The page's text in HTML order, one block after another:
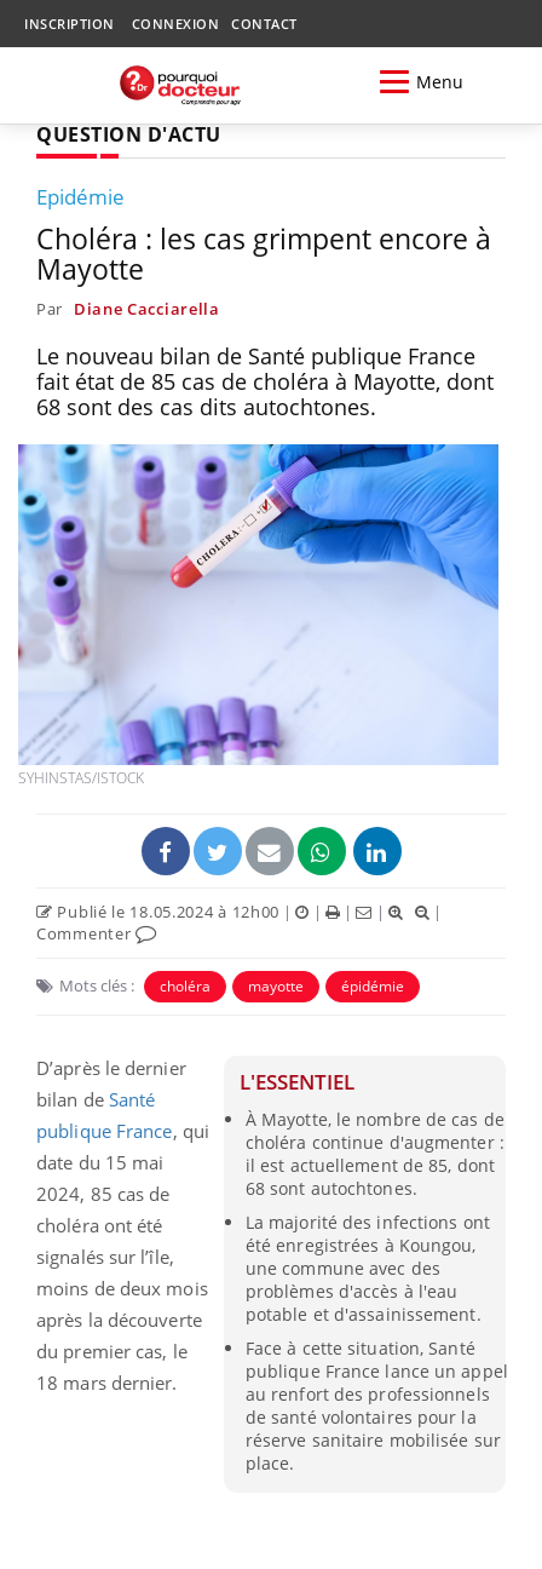
INSCRIPTION CONNEXION CONTACT
Menu
QUESTION D'ACTU
Epidémie
Choléra : les cas grimpent encore à
Mayotte
Par Diane Cacciarella
Le nouveau bilan de Santé publique France
fait état de 85 cas de choléra à Mayotte, dont
68 sont des cas dits autochtones.
SYHINSTAS/ISTOCK
Publié le 18.05.2024 à 12h00 | | | |
|
Commenter
Mots clés : choléra mayotte épidémie
L'ESSENTIEL
À Mayotte, le nombre de cas de
choléra continue d'augmenter :
il est actuellement de 85, dont
68 sont autochtones.
La majorité des infections ont
été enregistrées à Koungou,
une commune avec des
problèmes d'accès à l'eau
potable et d'assainissement.
Face à cette situation, Santé
publique France lance un appel
au renfort des professionnels
de santé volontaires pour la
réserve sanitaire mobilisée sur
place.
D’après le dernier
bilan de Santé
publique France, qui
date du 15 mai
2024, 85 cas de
choléra ont été
signalés sur l’île,
moins de deux mois
après la découverte
du premier cas, le
18 mars dernier.